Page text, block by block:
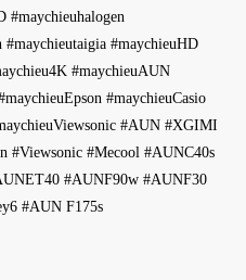
#maychieuhalogen
#maychieutaigia #maychieuHD
#maychieuAUN
#maychieuCasio
#AUN #XGIMI
#Viewsonic #Mecool #AUNC40s
#AUNF90w #AUNF30
#AUN F175s